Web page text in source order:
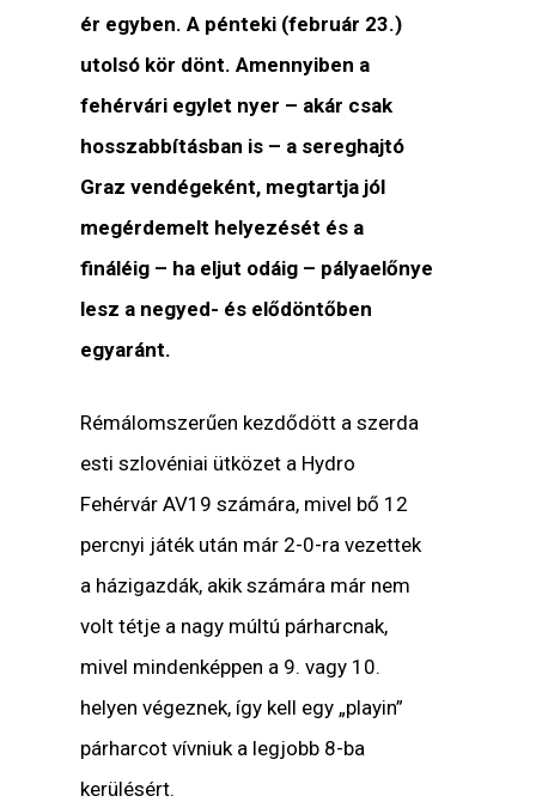
ér egyben. A pénteki (február 23.)
utolsó kör dönt. Amennyiben a
fehérvári egylet nyer – akár csak
hosszabbításban is – a sereghajtó
Graz vendégeként, megtartja jól
megérdemelt helyezését és a
fináléig – ha eljut odáig – pályaelőnye
lesz a negyed- és elődöntőben
egyaránt.
Rémálomszerűen kezdődött a szerda
esti szlovéniai ütközet a Hydro
Fehérvár AV19 számára, mivel bő 12
percnyi játék után már 2-0-ra vezettek
a házigazdák, akik számára már nem
volt tétje a nagy múltú párharcnak,
mivel mindenképpen a 9. vagy 10.
helyen végeznek, így kell egy „playin”
párharcot vívniuk a legjobb 8-ba
kerülésért.